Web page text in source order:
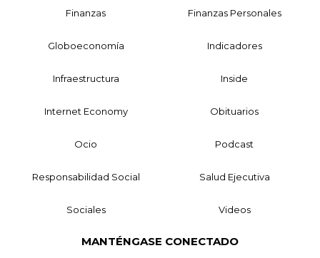
Finanzas Finanzas Personales
Globoeconomía Indicadores
Infraestructura Inside
Internet Economy Obituarios
Ocio Podcast
Responsabilidad Social Salud Ejecutiva
Sociales Videos
MANTÉNGASE CONECTADO